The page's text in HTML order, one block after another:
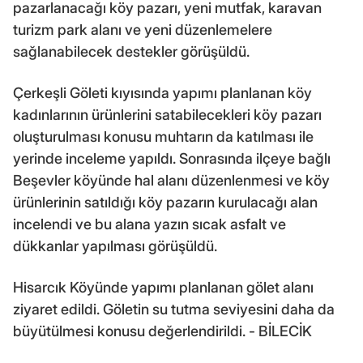
pazarlanacağı köy pazarı, yeni mutfak, karavan
turizm park alanı ve yeni düzenlemelere
sağlanabilecek destekler görüşüldü.
Çerkeşli Göleti kıyısında yapımı planlanan köy
kadınlarının ürünlerini satabilecekleri köy pazarı
oluşturulması konusu muhtarın da katılması ile
yerinde inceleme yapıldı. Sonrasında ilçeye bağlı
Beşevler köyünde hal alanı düzenlenmesi ve köy
ürünlerinin satıldığı köy pazarın kurulacağı alan
incelendi ve bu alana yazın sıcak asfalt ve
dükkanlar yapılması görüşüldü.
Hisarcık Köyünde yapımı planlanan gölet alanı
ziyaret edildi. Göletin su tutma seviyesini daha da
büyütülmesi konusu değerlendirildi. - BİLECİK